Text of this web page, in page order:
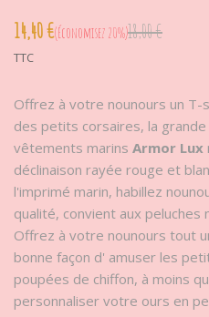
14,40 € Économisez 20%18,00 €
TTC
Offrez à votre nounours un
des petits corsaires, la
vêtements marins Armor Lux
déclinaison rayée rouge et
l'imprimé marin, habillez
qualité, convient aux peluches
Offrez à votre nounours tout
bonne façon d' amuser les
poupées de chiffon, à moins
personnaliser votre ours en